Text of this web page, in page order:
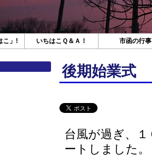
こ」! いちはこＱ＆Ａ！ 市函の行事
後期始業式
台風が過ぎ、
ートしました。